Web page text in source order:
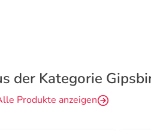
der Kategorie
Produkte anzeigen